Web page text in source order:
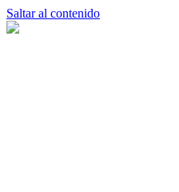
Saltar al contenido